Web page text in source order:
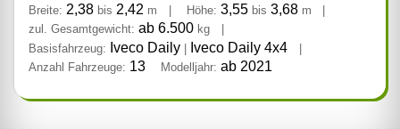
Breite: 2,38 bis 2,42 m Höhe: 3,55 bis 3,68 m
zul. Gesamtgewicht: ab 6.500 kg
Basisfahrzeug: Iveco Daily | Iveco Daily 4x4
|
Anzahl Fahrzeuge: 13 Modelljahr: ab 2021